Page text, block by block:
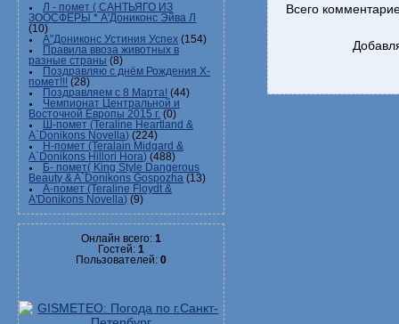
Л - помет ( САНТЬЯГО ИЗ
ЗООСФЕРЫ * А'Дониконс Эйва Л
(10)
А"Дониконс Устиния Успех (154)
Правила ввоза животных в
разные страны (8)
Поздравляю с днём Рождения Х-
помет!!! (28)
Поздравляем с 8 Марта! (44)
Чемпионат Центральной и
Восточной Европы 2015 г. (0)
Ш-помет (Teraline Heartland &
A`Donikons Novella) (224)
Н-помет (Teralain Midgard &
A`Donikons Hillori Hora) (488)
Б- помет( King Style Dangerous
Beauty & A`Donikons Gospozha (13)
А-помет (Teraline Floydt &
A'Donikons Novella) (9)
Онлайн всего: 1
Гостей: 1
Пользователей: 0
Всего